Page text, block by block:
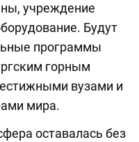
учреждение
Будут
программы
горным
вузами и
мира.
оставалась без